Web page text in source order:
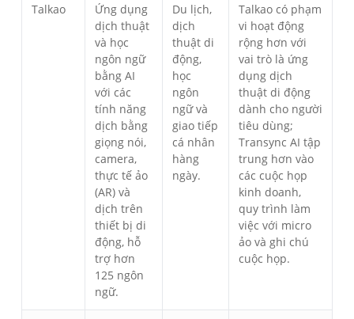
Talkao
Ứng dụng
dịch thuật
và học
ngôn ngữ
bằng AI
với các
tính năng
dịch bằng
giọng nói,
camera,
thực tế ảo
(AR) và
dịch trên
thiết bị di
động, hỗ
trợ hơn
125 ngôn
ngữ.
Du lịch,
dịch
thuật di
động,
học
ngôn
ngữ và
giao tiếp
cá nhân
hàng
ngày.
Talkao có phạm
vi hoạt động
rộng hơn với
vai trò là ứng
dụng dịch
thuật di động
dành cho người
tiêu dùng;
Transync AI tập
trung hơn vào
các cuộc họp
kinh doanh,
quy trình làm
việc với micro
ảo và ghi chú
cuộc họp.